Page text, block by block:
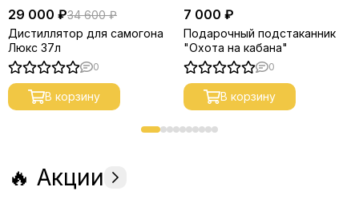
29 000 ₽34 600 ₽
Дистиллятор для самогона
Люкс 37л
0
В корзину
7 000 ₽
Подарочный подстаканник
"Охота на кабана"
0
В корзину
🔥 Акции